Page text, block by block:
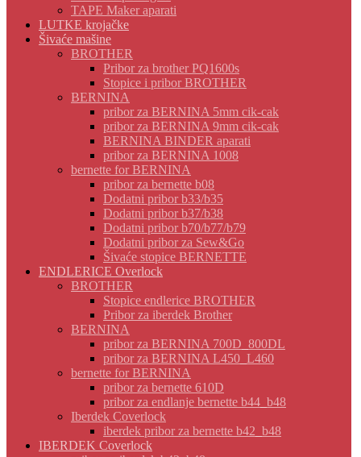
TAPE Maker aparati
LUTKE krojačke
Šivaće mašine
BROTHER
Pribor za brother PQ1600s
Stopice i pribor BROTHER
BERNINA
pribor za BERNINA 5mm cik-cak
pribor za BERNINA 9mm cik-cak
BERNINA BINDER aparati
pribor za BERNINA 1008
bernette for BERNINA
pribor za bernette b08
Dodatni pribor b33/b35
Dodatni pribor b37/b38
Dodatni pribor b70/b77/b79
Dodatni pribor za Sew&Go
Šivaće stopice BERNETTE
ENDLERICE Overlock
BROTHER
Stopice endlerice BROTHER
Pribor za iberdek Brother
BERNINA
pribor za BERNINA 700D_800DL
pribor za BERNINA L450_L460
bernette for BERNINA
pribor za bernette 610D
pribor za endlanje bernette b44_b48
Iberdek Coverlock
iberdek pribor za bernette b42_b48
IBERDEK Coverlock